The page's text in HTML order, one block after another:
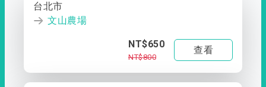
台北市
文山農場
NT$650
NT$800
查看